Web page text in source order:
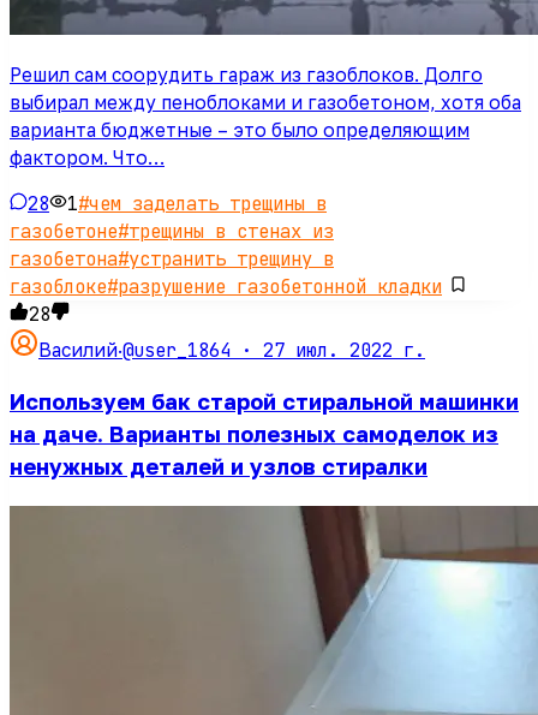
Решил сам соорудить гараж из газоблоков. Долго
выбирал между пеноблоками и газобетоном, хотя оба
варианта бюджетные – это было определяющим
фактором. Что…
28 1#чем заделать трещины в
газобетоне#трещины в стенах из
газобетона#устранить трещину в
газоблоке#разрушение газобетонной кладки
28
Василий·@user_1864 · 27 июл. 2022 г.
Используем бак старой стиральной машинки
на даче. Варианты полезных самоделок из
ненужных деталей и узлов стиралки